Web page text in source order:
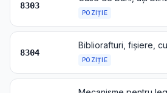
8303
POZIȚIE
8304
POZIȚIE